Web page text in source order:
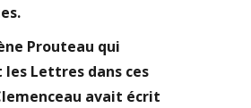
Prouteau qui
Lettres dans ces
avait écrit